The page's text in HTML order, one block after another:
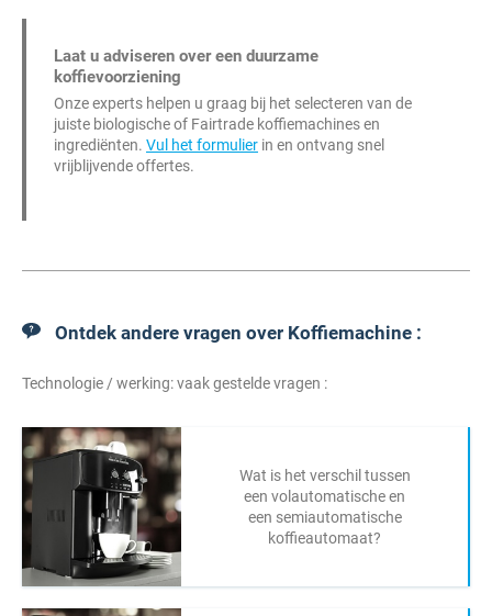
Laat u adviseren over een duurzame
koffievoorziening
Onze experts helpen u graag bij het selecteren van de
juiste biologische of Fairtrade koffiemachines en
ingrediënten. Vul het formulier in en ontvang snel
vrijblijvende offertes.
Ontdek andere vragen over Koffiemachine :
Technologie / werking: vaak gestelde vragen :
Wat is het verschil tussen
een volautomatische en
een semiautomatische
koffieautomaat?